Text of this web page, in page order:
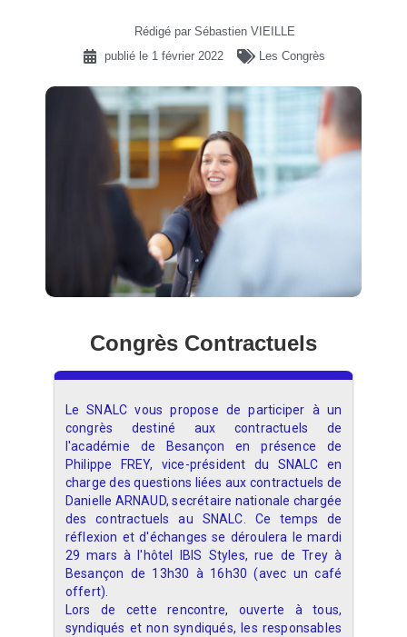
Rédigé par Sébastien VIEILLE
publié le 1 février 2022 Les Congrès
Congrès Contractuels
Le SNALC vous propose de participer à un
congrès destiné aux contractuels de
l'académie de Besançon en présence de
Philippe FREY, vice-président du SNALC en
charge des questions liées aux contractuels de
Danielle ARNAUD, secrétaire nationale chargée
des contractuels au SNALC. Ce temps de
réflexion et d'échanges se déroulera le mardi
29 mars à l'hôtel IBIS Styles, rue de Trey à
Besançon de 13h30 à 16h30 (avec un café
offert).
Lors de cette rencontre, ouverte à tous,
syndiqués et non syndiqués, les responsables